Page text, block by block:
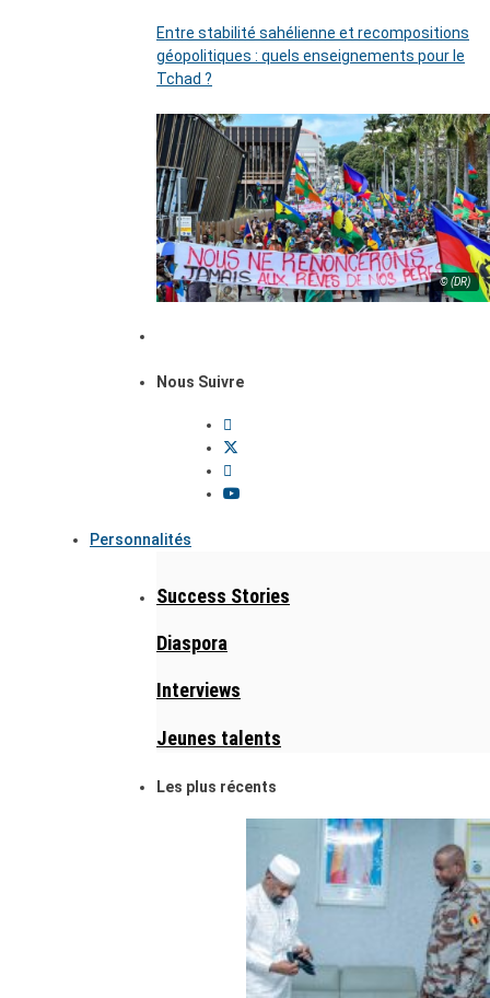
Entre stabilité sahélienne et recompositions
géopolitiques : quels enseignements pour le
Tchad ?
© (DR)
Nous Suivre
Personnalités
Success Stories
Diaspora
Interviews
Jeunes talents
Les plus récents